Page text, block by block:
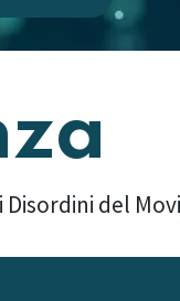
Disordini del